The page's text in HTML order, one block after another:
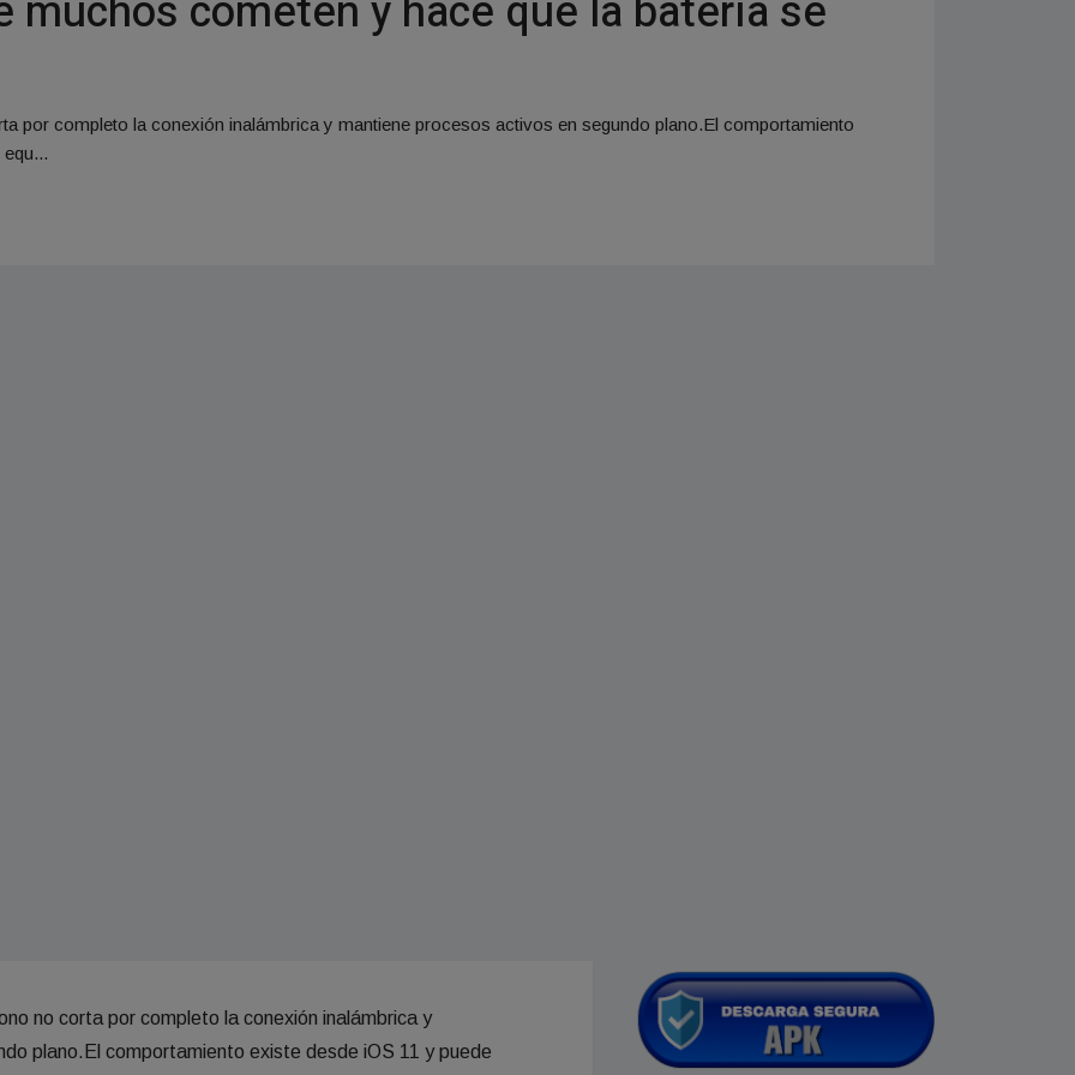
por completo la conexión inalámbrica y mantiene procesos activos en segundo plano.El comportamiento
no corta por completo la conexión inalámbrica y
plano.El comportamiento existe desde iOS 11 y puede